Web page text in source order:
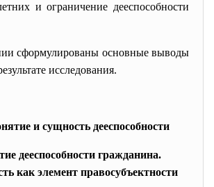
и ограничение дееспособности
сформулированы основные выводы
исследования.
и сущность дееспособности
дееспособности гражданина.
как элемент правосубъектности